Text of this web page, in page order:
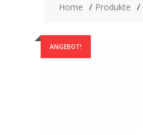
Home Produkte
ANGEBOT!